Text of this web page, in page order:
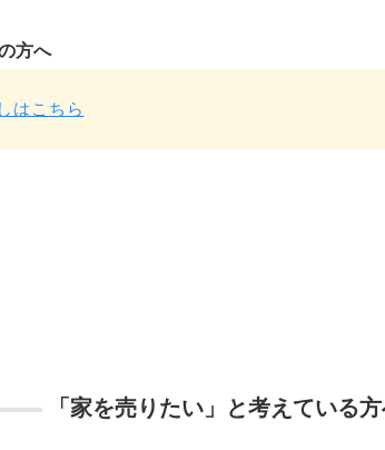
方へ
はこちら
「家を売りたい」と考えている